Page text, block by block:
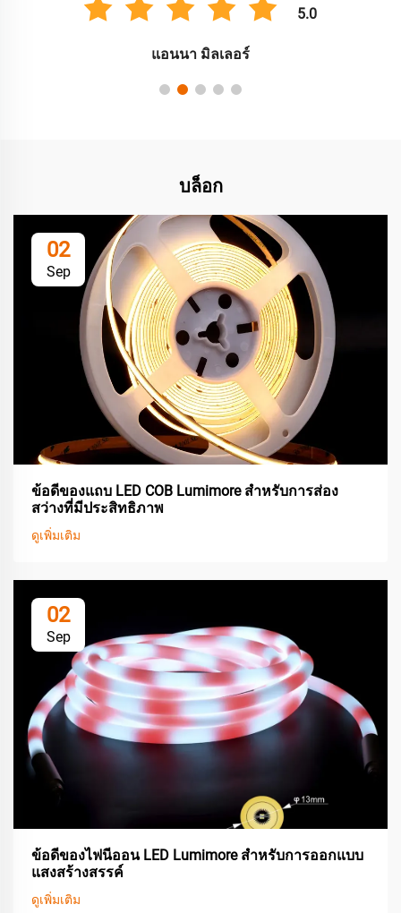
5.0
แอนนา มิลเลอร์
บล็อก
02
Sep
ข้อดีของแถบ LED COB Lumimore สำหรับการส่อง
สว่างที่มีประสิทธิภาพ
ดูเพิ่มเติม
02
Sep
ข้อดีของไฟนีออน LED Lumimore สำหรับการออกแบบ
แสงสร้างสรรค์
ดูเพิ่มเติม